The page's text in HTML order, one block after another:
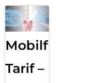
Mobilfunk
Tarif –